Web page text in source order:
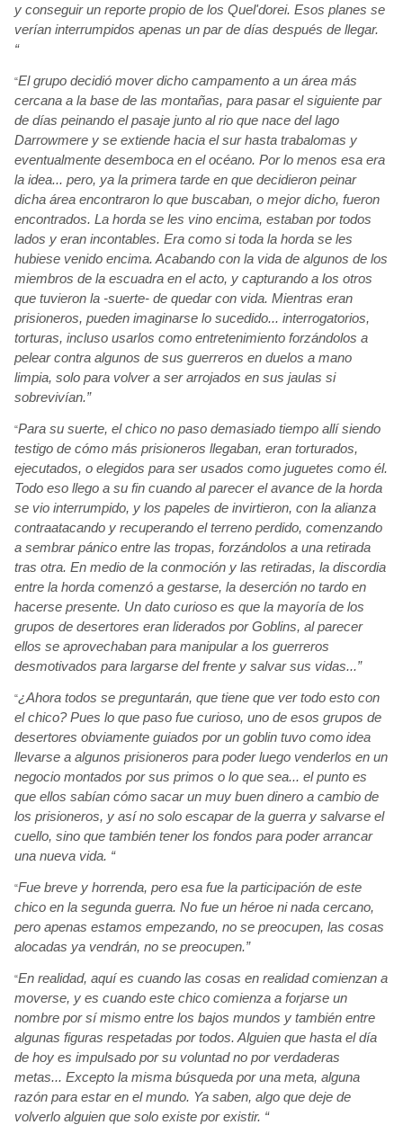
y conseguir un reporte propio de los Quel'dorei. Esos planes se
verían interrumpidos apenas un par de días después de llegar.
“
“El grupo decidió mover dicho campamento a un área más
cercana a la base de las montañas, para pasar el siguiente par
de días peinando el pasaje junto al rio que nace del lago
Darrowmere y se extiende hacia el sur hasta trabalomas y
eventualmente desemboca en el océano. Por lo menos esa era
la idea... pero, ya la primera tarde en que decidieron peinar
dicha área encontraron lo que buscaban, o mejor dicho, fueron
encontrados. La horda se les vino encima, estaban por todos
lados y eran incontables. Era como si toda la horda se les
hubiese venido encima. Acabando con la vida de algunos de los
miembros de la escuadra en el acto, y capturando a los otros
que tuvieron la -suerte- de quedar con vida. Mientras eran
prisioneros, pueden imaginarse lo sucedido... interrogatorios,
torturas, incluso usarlos como entretenimiento forzándolos a
pelear contra algunos de sus guerreros en duelos a mano
limpia, solo para volver a ser arrojados en sus jaulas si
sobrevivían.”
“Para su suerte, el chico no paso demasiado tiempo allí siendo
testigo de cómo más prisioneros llegaban, eran torturados,
ejecutados, o elegidos para ser usados como juguetes como él.
Todo eso llego a su fin cuando al parecer el avance de la horda
se vio interrumpido, y los papeles de invirtieron, con la alianza
contraatacando y recuperando el terreno perdido, comenzando
a sembrar pánico entre las tropas, forzándolos a una retirada
tras otra. En medio de la conmoción y las retiradas, la discordia
entre la horda comenzó a gestarse, la deserción no tardo en
hacerse presente. Un dato curioso es que la mayoría de los
grupos de desertores eran liderados por Goblins, al parecer
ellos se aprovechaban para manipular a los guerreros
desmotivados para largarse del frente y salvar sus vidas...”
“¿Ahora todos se preguntarán, que tiene que ver todo esto con
el chico? Pues lo que paso fue curioso, uno de esos grupos de
desertores obviamente guiados por un goblin tuvo como idea
llevarse a algunos prisioneros para poder luego venderlos en un
negocio montados por sus primos o lo que sea... el punto es
que ellos sabían cómo sacar un muy buen dinero a cambio de
los prisioneros, y así no solo escapar de la guerra y salvarse el
cuello, sino que también tener los fondos para poder arrancar
una nueva vida. “
“Fue breve y horrenda, pero esa fue la participación de este
chico en la segunda guerra. No fue un héroe ni nada cercano,
pero apenas estamos empezando, no se preocupen, las cosas
alocadas ya vendrán, no se preocupen.”
“En realidad, aquí es cuando las cosas en realidad comienzan a
moverse, y es cuando este chico comienza a forjarse un
nombre por sí mismo entre los bajos mundos y también entre
algunas figuras respetadas por todos. Alguien que hasta el día
de hoy es impulsado por su voluntad no por verdaderas
metas... Excepto la misma búsqueda por una meta, alguna
razón para estar en el mundo. Ya saben, algo que deje de
volverlo alguien que solo existe por existir. “